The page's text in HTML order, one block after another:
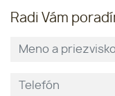
Radi Vám